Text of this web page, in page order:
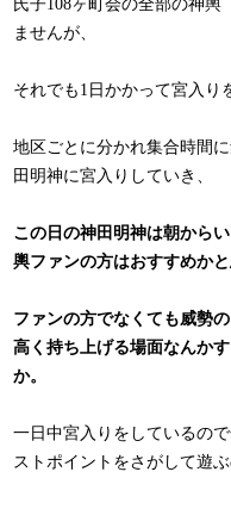
氏子108ヶ町会の全部の神輿
ませんが、
それでも1日かかって宮入り
地区ごとに分かれ集合時間
田明神に宮入りしていき、
この日の神田明神は朝から
輿ファンの方はおすすめかと
ファンの方でなくても威勢
高く持ち上げる場面なんか
か。
一日中宮入りをしているの
ストポイントをさがして遊